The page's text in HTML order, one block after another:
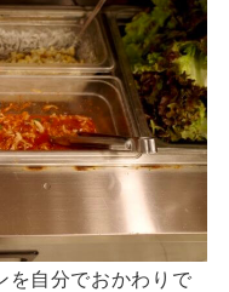
を自分でおかわりで